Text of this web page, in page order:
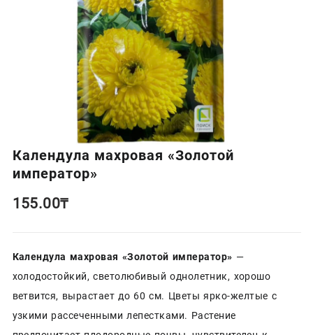
Календула махровая «Золотой
император»
155.00₸
Календула махровая «Золотой император» —
холодостойкий, светолюбивый однолетник, хорошо
ветвится, вырастает до 60 см. Цветы ярко-желтые с
узкими рассеченными лепестками. Растение